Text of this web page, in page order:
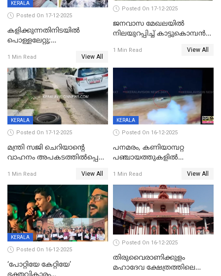
KERALA
Posted On 17-12-2025
കളിക്കുന്നതിനിടയിൽ
പൊള്ളലേറ്റു;
ക്ലാസ് വിദ്യാർത്ഥിനി മരിച്ചു
1 Min Read View All
Posted On 17-12-2025
ജനവാസ മേഖലയില്‍
നിലയുറപ്പിച്ച് കാട്ടുകൊമ്പന്‍
1 Min Read View All
KERALA
Posted On 17-12-2025
മന്ത്രി സജി ചെറിയാന്റെ
വാഹനം അപകടത്തിൽപ്പെട്ടു;
രക്ഷപ്പെട്ടത് തലനാരിടയ്ക്ക്
1 Min Read View All
KERALA
Posted On 16-12-2025
പനമരം, കണിയാമ്പറ്റ
പഞ്ചായത്തുകളിൽ
സ്ഥാപനങ്ങൾക്ക് അവധി
1 Min Read View All
KERALA
Posted On 16-12-2025
‘പോറ്റിയേ കേറ്റിയേ’
Posted On 16-12-2025
തിരുവൈരാണിക്കുളം
മഹാദേവ ക്ഷേത്രത്തിലെ